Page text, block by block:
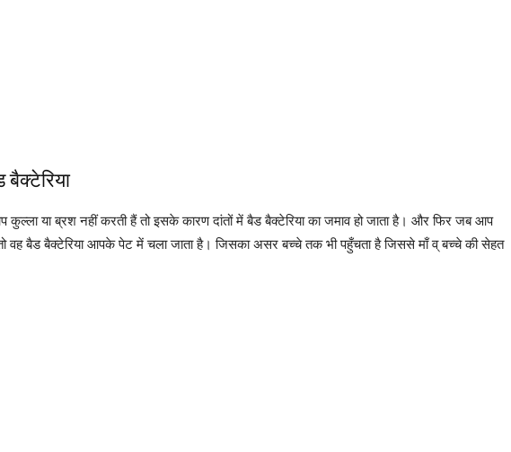
बैक्टेरिया
कुल्ला या ब्रश नहीं करती हैं तो इसके कारण दांतों में बैड बैक्टेरिया का जमाव हो जाता है। और फिर जब आप
तो वह बैड बैक्टेरिया आपके पेट में चला जाता है। जिसका असर बच्चे तक भी पहुँचता है जिससे माँ व् बच्चे की सेहत